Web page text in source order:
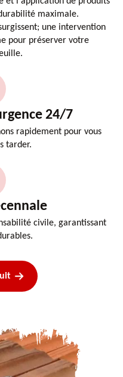
maximale.
une intervention
pour préserver votre
24/7
rapidement pour vous
tarder.
civile, garantissant